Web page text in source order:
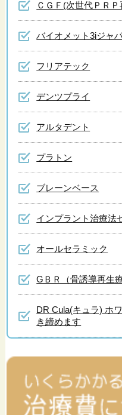
ＣＧＦ(次世代ＰＲＰ
バイオメット3iジャ
フリアテック
デンツプライ
アルタデント
プラトン
ブレーンベース
インプラント治療法
オールセラミック
GＢＲ（骨誘導再生療
DR Cula(キュラ) ホ
き締めます